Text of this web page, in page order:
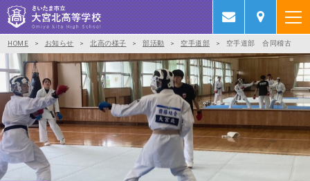
HOME > お知らせ > 北高の様子 > 部活動 > 空手道部 > 空手道部 合同稽古